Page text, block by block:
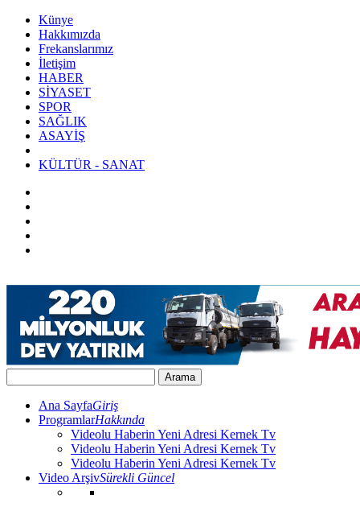
Künye
Hakkımızda
Frekanslarımız
İletişim
HABER
SİYASET
SPOR
SAĞLIK
ASAYİŞ
KÜLTÜR - SANAT
Ana SayfaGiriş
ProgramlarHakkında
Videolu Haberin Yeni Adresi Kernek Tv
Videolu Haberin Yeni Adresi Kernek Tv
Videolu Haberin Yeni Adresi Kernek Tv
Video ArşivSürekli Güncel